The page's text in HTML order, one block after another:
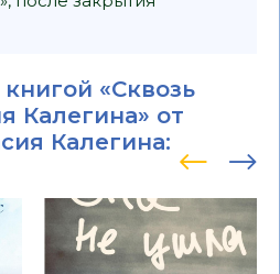
«Сквозь
Калегина» от
Калегина: